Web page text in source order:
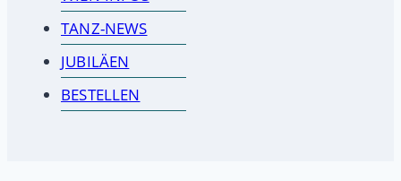
TANZ-NEWS
JUBILÄEN
BESTELLEN